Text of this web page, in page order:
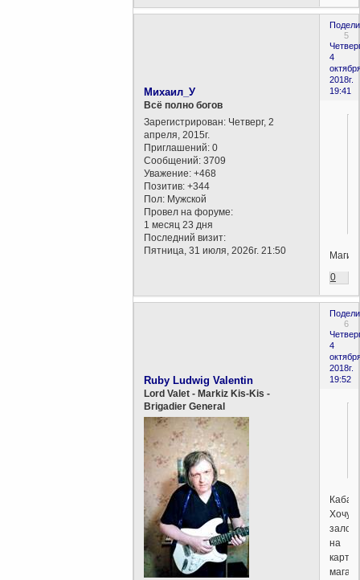
5
4
2018г.
19:41
Михаил_У
Всё полно богов
Зарегистрирован: Четверг, 2
апреля, 2015г.
Приглашений: 0
Сообщений: 3709
Уважение: +468
Позитив: +344
Пол: Мужской
Провел на форуме:
1 месяц 23 дня
Последний визит:
Пятница, 31 июля, 2026г. 21:50
0
6
4
2018г.
19:52
Ruby Ludwig Valentin
Lord Valet - Markiz Kis-Kis -
Brigadier General
Хочу
на
карты
мага